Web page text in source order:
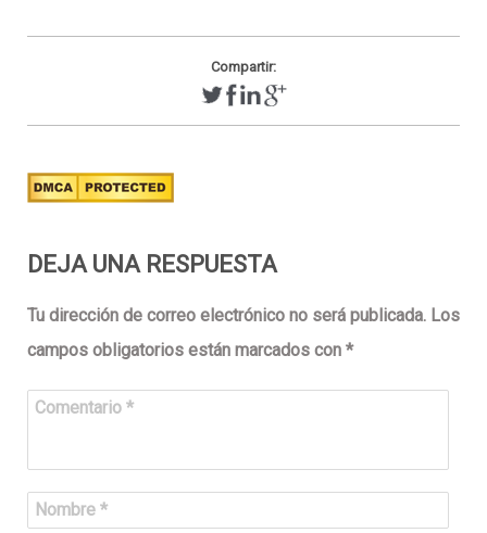
Compartir:
DEJA UNA RESPUESTA
Tu dirección de correo electrónico no será publicada. Los
campos obligatorios están marcados con *
Comentario *
Nombre *